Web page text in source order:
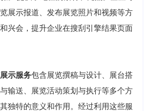
展示报道、发布展览照片和视频等方
兴会，提升企业在搜刮引擎结果页面
示服务包含展览撰稿与设计、展台搭
输送、展览活动策划与执行等多个方
独特的意义和作用。经过利用这些服